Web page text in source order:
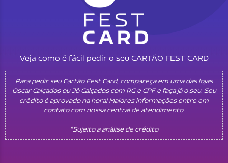
Veja como é fácil pedir o seu CARTÃO FEST CARD
Para pedir seu Cartão Fest Card, compareça em uma das lojas
Oscar Calçados ou Jô Calçados com RG e CPF e faça já o seu. Seu
crédito é aprovado na hora! Maiores informações entre em
contato com nossa central de atendimento.
*Sujeito a análise de crédito